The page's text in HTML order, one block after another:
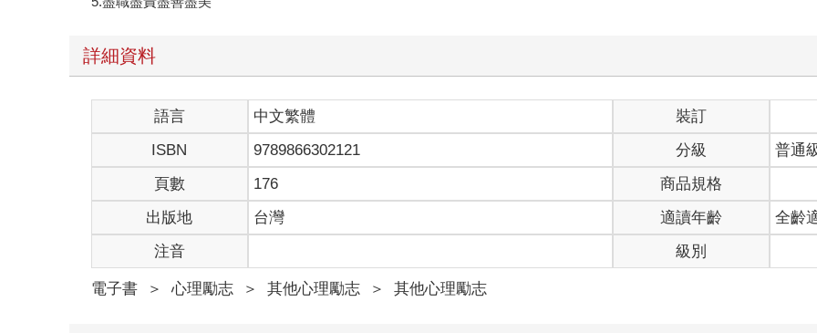
詳細資料
語言 中文繁體
裝訂
ISBN
9789866302121 分級
普通
頁數
176
商品規格
出版地
台灣 適讀年齡
全齡
注音
級別
電子書 ＞ 心理勵志 ＞ 其他心理勵志 ＞ 其他心理勵志